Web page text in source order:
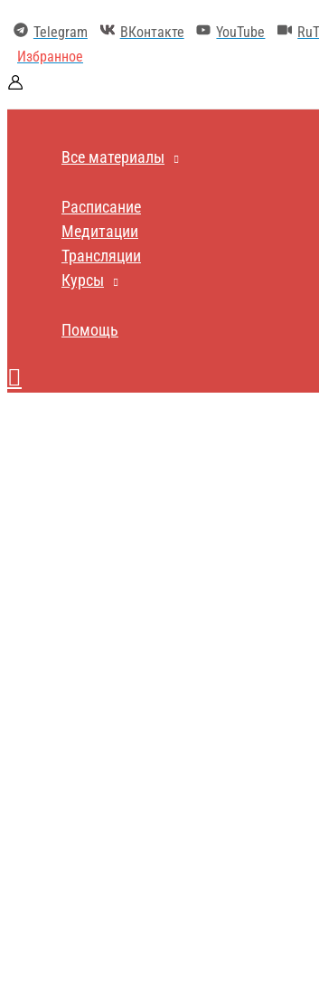
содержимому
Telegram ВКонтакте YouTube
Избранное
Все материалы
Расписание
Медитации
Трансляции
Курсы
Помощь
Поиск